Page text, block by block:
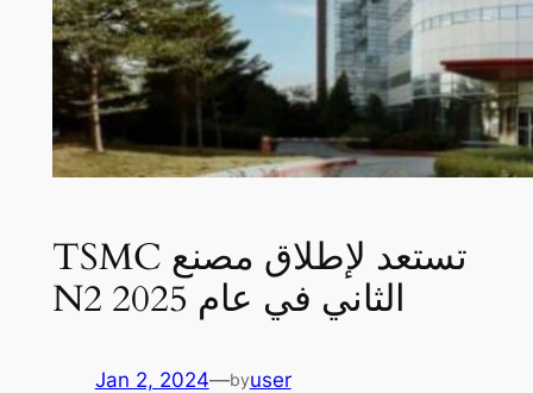
TSMC تستعد لإطلاق مصنع
N2 الثاني في عام 2025
Jan 2, 2024—byuser